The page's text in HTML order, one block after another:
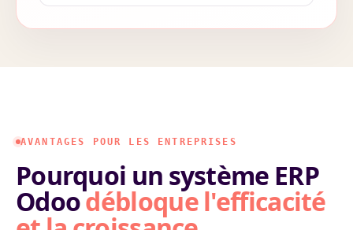
AVANTAGES POUR LES ENTREPRISES
Pourquoi un système ERP
Odoodébloque l'efficacité